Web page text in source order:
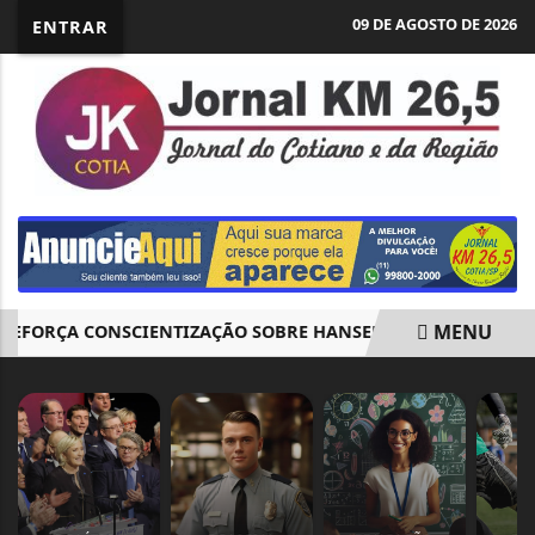
ENTRAR 09 DE AGOSTO DE 2026
CONSCIENTIZAÇÃO SOBRE HANSENÍASE COTIA
MENU